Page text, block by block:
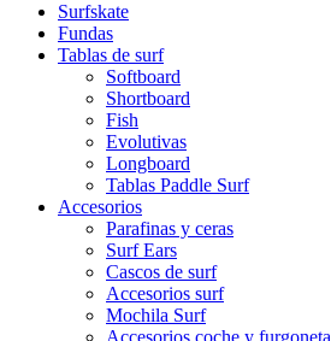
Surfskate
Fundas
Tablas de surf
Softboard
Shortboard
Fish
Evolutivas
Longboard
Tablas Paddle Surf
Accesorios
Parafinas y ceras
Surf Ears
Cascos de surf
Accesorios surf
Mochila Surf